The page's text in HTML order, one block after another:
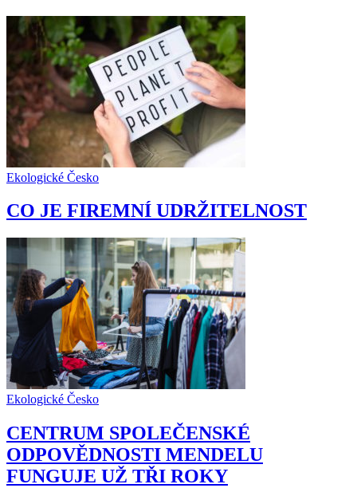
Ekologické Česko
CO JE FIREMNÍ UDRŽITELNOST
Ekologické Česko
CENTRUM SPOLEČENSKÉ
ODPOVĚDNOSTI MENDELU
FUNGUJE UŽ TŘI ROKY